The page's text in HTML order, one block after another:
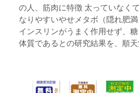
の人、筋肉に特徴 太っていなく
なりやすいやせメタボ（隠れ肥
インスリンがうまく作用せず、
体質であるとの研究結果を、順